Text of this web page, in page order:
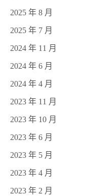
2025 年 8 月
2025 年 7 月
2024 年 11 月
2024 年 6 月
2024 年 4 月
2023 年 11 月
2023 年 10 月
2023 年 6 月
2023 年 5 月
2023 年 4 月
2023 年 2 月